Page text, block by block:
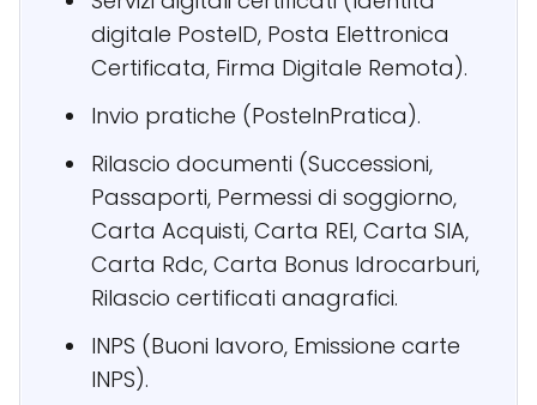
digitale PosteID, Posta Elettronica
Certificata, Firma Digitale Remota).
Invio pratiche (PosteInPratica).
Rilascio documenti (Successioni,
Passaporti, Permessi di soggiorno,
Carta Acquisti, Carta REI, Carta SIA,
Carta Rdc, Carta Bonus Idrocarburi,
Rilascio certificati anagrafici.
INPS (Buoni lavoro, Emissione carte
INPS).